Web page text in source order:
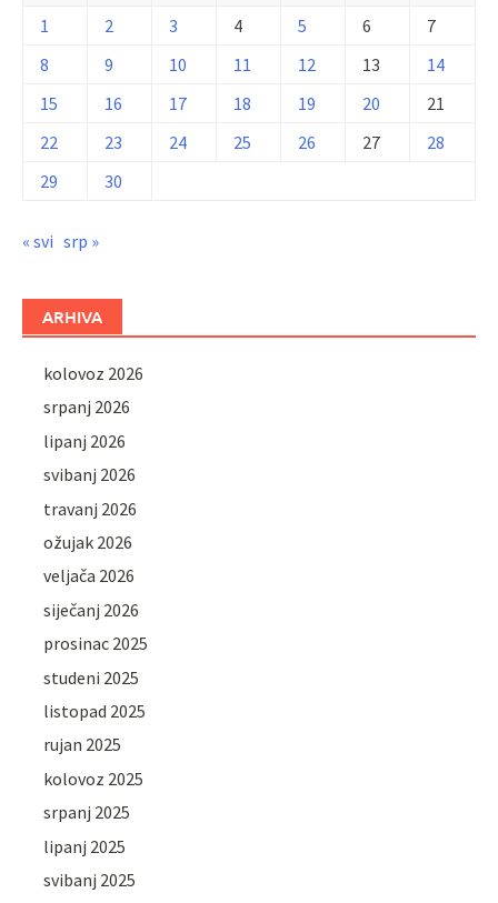
1 2 3 4 5 6
7
8
9 10 11 12 13
14
15
16 17 18 19 20
21
22
23 24 25 26 27
28
29
30
« svi srp »
ARHIVA
kolovoz 2026
srpanj 2026
lipanj 2026
svibanj 2026
travanj 2026
ožujak 2026
veljača 2026
siječanj 2026
prosinac 2025
studeni 2025
listopad 2025
rujan 2025
kolovoz 2025
srpanj 2025
lipanj 2025
svibanj 2025